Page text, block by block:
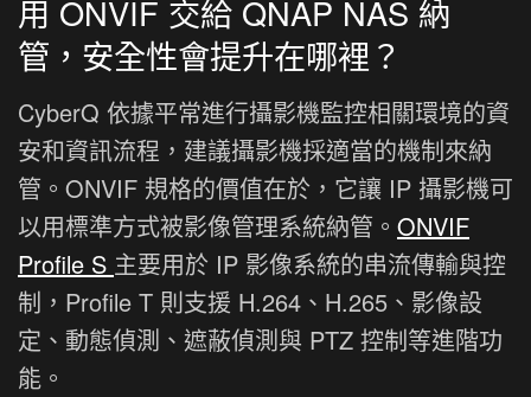
用 ONVIF 交給 QNAP NAS 納
管，安全性會提升在哪裡？
CyberQ 依據平常進行攝影機監控相關環境的資
安和資訊流程，建議攝影機採適當的機制來納
管。ONVIF 規格的價值在於，它讓 IP 攝影機可
以用標準方式被影像管理系統納管。 ONVIF
Profile S 主要用於 IP 影像系統的串流傳輸與控
制，Profile T 則支援 H.264、H.265、影像設
定、動態偵測、遮蔽偵測與 PTZ 控制等進階功
能。